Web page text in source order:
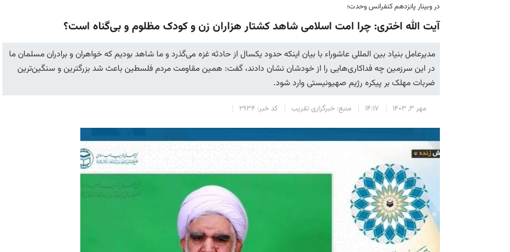
در وبینار پانزدهم کنفرانس وحدت؛
آیت الله اختری: چرا امت اسلامی شاهد کشتار هزاران زن و کودک مظلوم و بی‌گناه است؟
مدیرعامل بنیاد بین المللی عاشوراء با بیان اینکه حدود یکسال از حادثه غزه می‌گذرد و ما شاهد بودیم که خواهران و برادران مسلمان ما
در این سرزمین چه فداکاری‌هایی را از خودشان نشان دادند، گفت: همین مقاومت مردم فلسطین باعث شد بزرگترین و سنگین‌ترین
ضربات مهلک بر پیکره رژیم صهیونیستی وارد شود.
مهر 3, 1403 14:17 منبع: خبرگزاری تقریب کد خبر: 2934